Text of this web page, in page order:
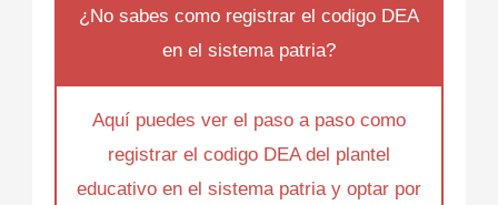
¿No sabes como registrar el codigo DEA
en el sistema patria?
Aquí puedes ver el paso a paso como
registrar el codigo DEA del plantel
educativo en el sistema patria y optar por